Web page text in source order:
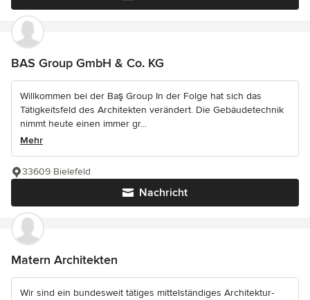
BAS Group GmbH & Co. KG
Willkommen bei der Baş Group In der Folge hat sich das
Tätigkeitsfeld des Architekten verändert. Die Gebäudetechnik
nimmt heute einen immer gr...
Mehr
Nachricht
33609 Bielefeld
Matern Architekten
Wir sind ein bundesweit tätiges mittelständiges Architektur-